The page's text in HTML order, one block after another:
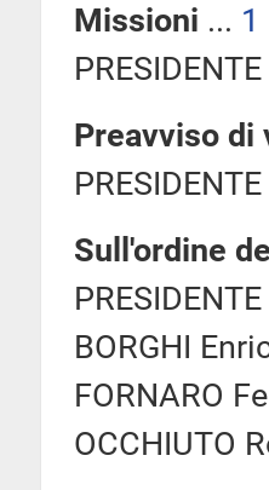
Missioni ... 1
Preavviso di
Sull'ordine
BORGHI
FORNARO
OCCHIUTO